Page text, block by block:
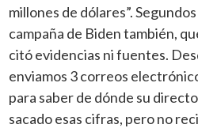
millones de dólares”.
campaña de Biden también,
citó evidencias ni fuentes.
enviamos 3 correos
para saber de dónde su
sacado esas cifras, pero no